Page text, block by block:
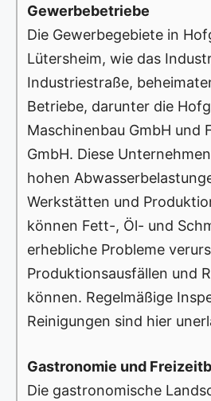
Gewerbebetriebe
Die Gewerbegebiete in
Lütersheim, wie das
Industriestraße,
Betriebe, darunter die
Maschinenbau GmbH und
GmbH. Diese
hohen
Werkstätten und
können Fett-, Öl- und
erhebliche Probleme
Produktionsausfällen und
können. Regelmäßige
Reinigungen sind hier
Gastronomie und
Die gastronomische